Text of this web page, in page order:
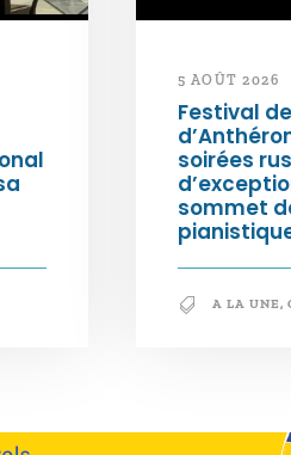
5 AOÛT 2026
Festival
soirées
sommet
A LA UNE,